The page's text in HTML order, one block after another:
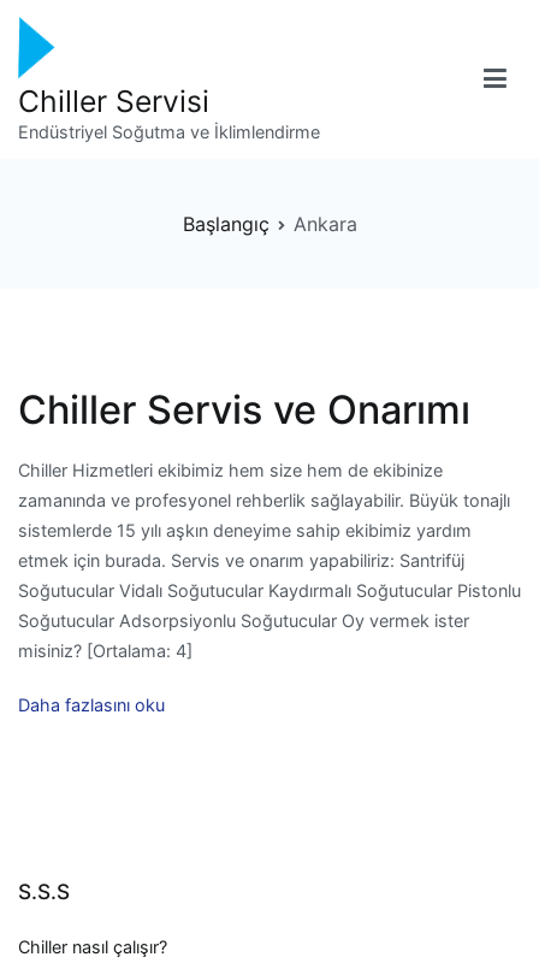
İçeriğe
geç
Chiller Servisi
Endüstriyel Soğutma ve İklimlendirme
Başlangıç Ankara
Chiller Servis ve Onarımı
Chiller Hizmetleri ekibimiz hem size hem de ekibinize
zamanında ve profesyonel rehberlik sağlayabilir. Büyük tonajlı
sistemlerde 15 yılı aşkın deneyime sahip ekibimiz yardım
etmek için burada. Servis ve onarım yapabiliriz: Santrifüj
Soğutucular Vidalı Soğutucular Kaydırmalı Soğutucular Pistonlu
Soğutucular Adsorpsiyonlu Soğutucular Oy vermek ister
misiniz? [Ortalama: 4]
Daha fazlasını oku
S.S.S
Chiller nasıl çalışır?